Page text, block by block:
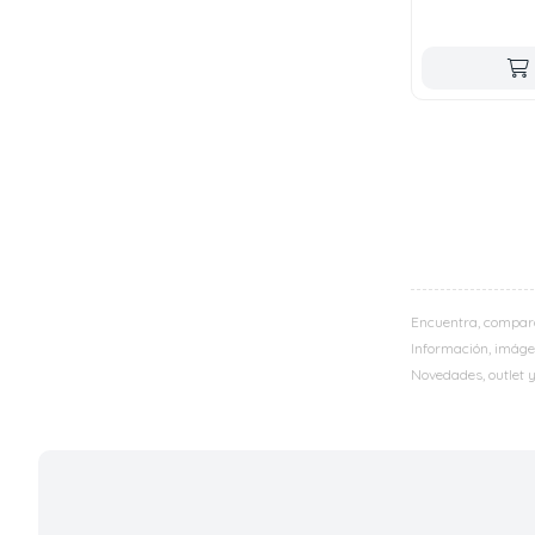
Encuentra,
Información,
Novedades, outlet